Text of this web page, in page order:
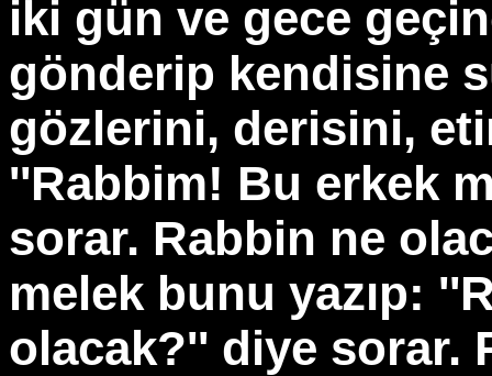
iki gün ve gece
gönderip kendisine
gözlerini, derisini,
''Rabbim! Bu erkek
sorar. Rabbin ne
melek bunu yazıp:
olacak?'' diye sorar.